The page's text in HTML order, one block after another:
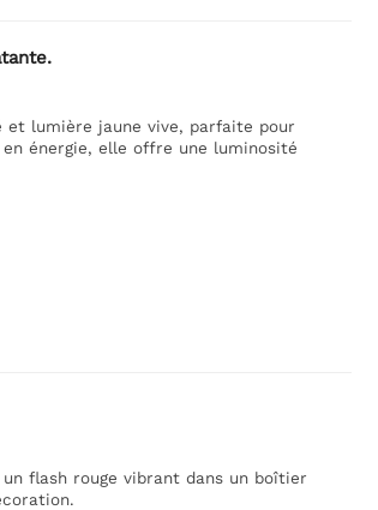
lumière jaune vive, parfaite pour
énergie, elle offre une luminosité
flash rouge vibrant dans un boîtier